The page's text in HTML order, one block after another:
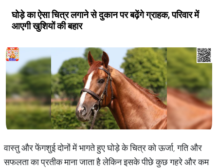
घोड़े का ऐसा चित्र लगाने से दुकान पर बढ़ेंगे ग्राहक, परिवार में
आएगी खुशियों की बहार
वास्तु और फेंगशुई दोनों में भागते हुए घोड़े के चित्र को ऊर्जा, गति और
सफलता का प्रतीक माना जाता है लेकिन इसके पीछे कुछ गहरे और कम